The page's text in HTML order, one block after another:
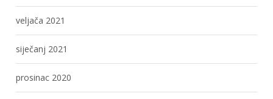
veljača 2021
siječanj 2021
prosinac 2020